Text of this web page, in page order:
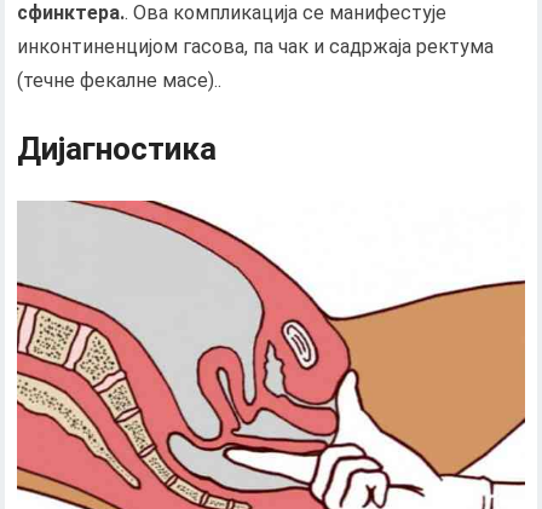
сфинктера.. Ова компликација се манифестује
инконтиненцијом гасова, па чак и садржаја ректума
(течне фекалне масе)..
Дијагностика